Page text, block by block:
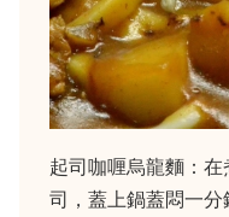
起司咖喱烏龍麵：
司，蓋上鍋蓋悶一